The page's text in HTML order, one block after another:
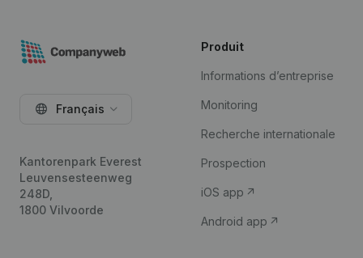
Français
Kantorenpark Everest
Leuvensesteenweg
248D,
1800 Vilvoorde
Produit
Informations d’entreprise
Monitoring
Recherche internationale
Prospection
iOS app
Android app